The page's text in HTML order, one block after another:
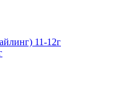
11-12г